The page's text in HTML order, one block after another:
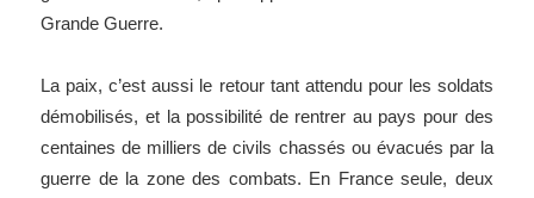
Grande Guerre.
La paix, c’est aussi le retour tant attendu pour les soldats
démobilisés, et la possibilité de rentrer au pays pour des
centaines de milliers de civils chassés ou évacués par la
guerre de la zone des combats. En France seule, deux